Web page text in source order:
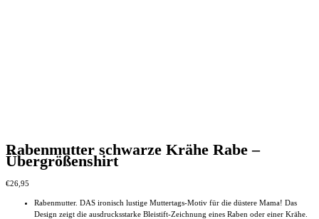
Rabenmutter schwarze Krähe Rabe –
Übergrößenshirt
€26,95
Rabenmutter. DAS ironisch lustige Muttertags-Motiv für die düstere Mama! Das
Design zeigt die ausdrucksstarke Bleistift-Zeichnung eines Raben oder einer Krähe.